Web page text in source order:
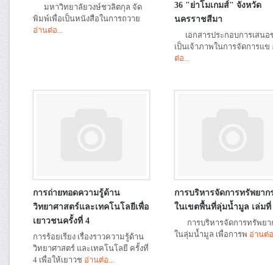
มหาวิทยาลัยวงษ์ชวลิตกุล จัด
พิมพ์เพื่อเป็นหนังสือในการถวาย
อ่านต่อ...
36 "ย่าโมเกมส์" จังหวัด
นครราชสีมา
เอกสารประกอบการเสนอ
เป็นเจ้าภาพในการจัดการแข
ต่อ...
การถ่ายทอดความรู้ด้าน
วิทยาศาสตร์และเทคโนโลยีเพื่อ
เยาวชนครั้งที่ 4
การร้อยเรียง เรื่องราวความรู้ด้าน
วิทยาศาสตร์ และเทคโนโลยี ครั้งที่
4 เพื่อให้เยาวช อ่านต่อ...
การบริหารจัดการทรัพยาก
ในเขตพื้นที่ลุ่มน้ำมูล เล่มที่
การบริหารจัดการทรัพยา
ในลุ่มน้ำมูล เพื่อการพ อ่านต่